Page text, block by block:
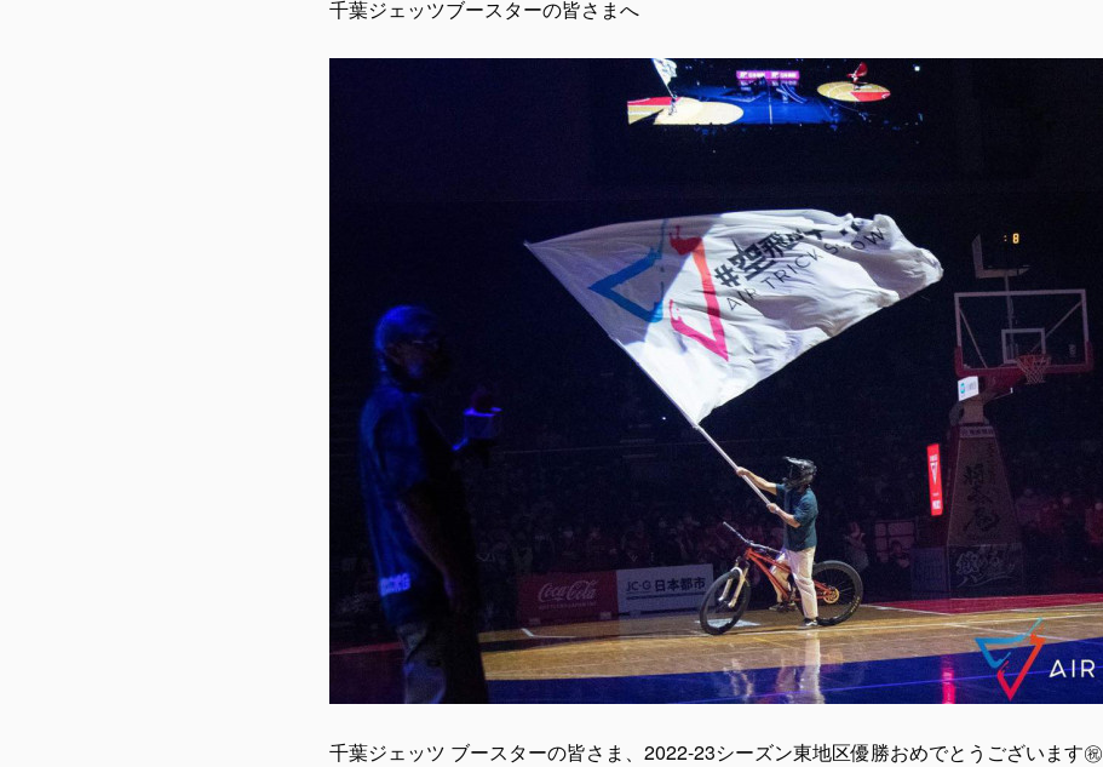
千葉ジェッツブースターの皆さまへ
千葉ジェッツ ブースターの皆さま、2022-23シーズン東地区優勝おめでとうございます㊗️